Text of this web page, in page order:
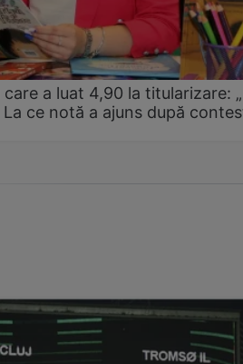
a luat 4,90 la titularizare:
ce notă a ajuns după